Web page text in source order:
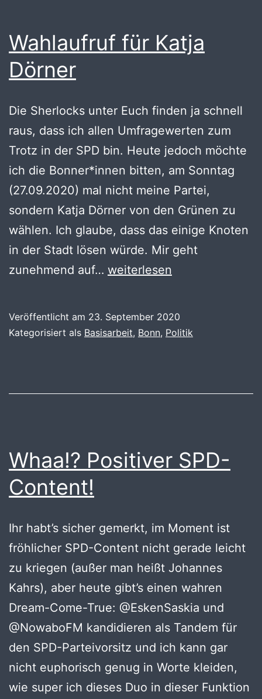
Wahlaufruf für Katja
Dörner
Die Sherlocks unter Euch finden ja schnell
raus, dass ich allen Umfragewerten zum
Trotz in der SPD bin. Heute jedoch möchte
ich die Bonner*innen bitten, am Sonntag
(27.09.2020) mal nicht meine Partei,
sondern Katja Dörner von den Grünen zu
wählen. Ich glaube, dass das einige Knoten
in der Stadt lösen würde. Mir geht
zunehmend auf… Wahlaufruf
Dörner
weiterlesen
Veröffentlicht am 23. September 2020
Kategorisiert als Basisarbeit, Bonn, Politik
Whaa!? Positiver SPD-
Content!
Ihr habt’s sicher gemerkt, im Moment ist
fröhlicher SPD-Content nicht gerade leicht
zu kriegen (außer man heißt Johannes
Kahrs), aber heute gibt’s einen wahren
Dream-Come-True: @EskenSaskia und
@NowaboFM kandidieren als Tandem für
den SPD-Parteivorsitz und ich kann gar
nicht euphorisch genug in Worte kleiden,
wie super ich dieses Duo in dieser Funktion